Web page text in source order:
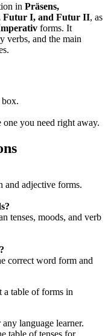
in Präsens,
Futur I, and Futur II, as
forms. It
verbs, and the main
box.
one you need right away.
and adjective forms.
tenses, moods, and verb
correct word form and
a table of forms in
language learner.
table of tenses for